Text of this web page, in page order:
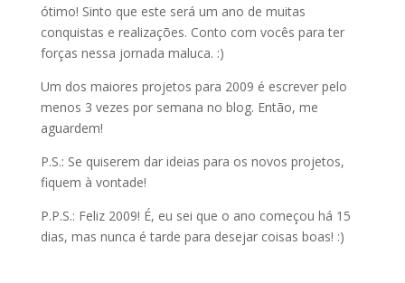
ótimo! Sinto que este será um ano de muitas
conquistas e realizações. Conto com vocês para ter
forças nessa jornada maluca. :)
Um dos maiores projetos para 2009 é escrever pelo
menos 3 vezes por semana no blog. Então, me
aguardem!
P.S.: Se quiserem dar ideias para os novos projetos,
fiquem à vontade!
P.P.S.: Feliz 2009! É, eu sei que o ano começou há 15
dias, mas nunca é tarde para desejar coisas boas! :)